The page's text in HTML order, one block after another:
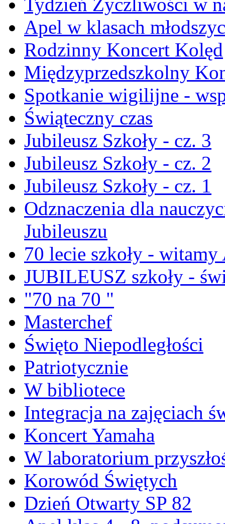
Tydzień Życzliwości w
Apel w klasach
Rodzinny Koncert Kolęd
Międzyprzedszkolny
Spotkanie wigilijne -
Świąteczny czas
Jubileusz Szkoły - cz. 3
Jubileusz Szkoły - cz. 2
Jubileusz Szkoły - cz. 1
Odznaczenia dla
Jubileuszu
70 lecie szkoły -
JUBILEUSZ szkoły -
"70 na 70 "
Masterchef
Święto Niepodległości
Patriotycznie
W bibliotece
Integracja na zajęciach
Koncert Yamaha
W laboratorium
Korowód Świętych
Dzień Otwarty SP 82